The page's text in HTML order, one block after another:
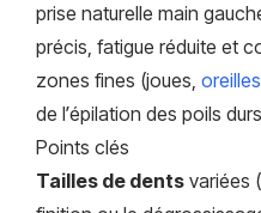
prise naturelle main
précis, fatigue réduite et
zones fines (joues, oreilles
de l’épilation des poils
Points clés
Tailles de dents variées